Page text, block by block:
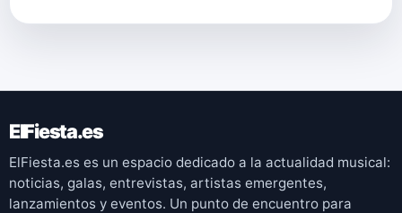
ElFiesta.es
ElFiesta.es es un espacio dedicado a la actualidad musical:
noticias, galas, entrevistas, artistas emergentes,
lanzamientos y eventos. Un punto de encuentro para